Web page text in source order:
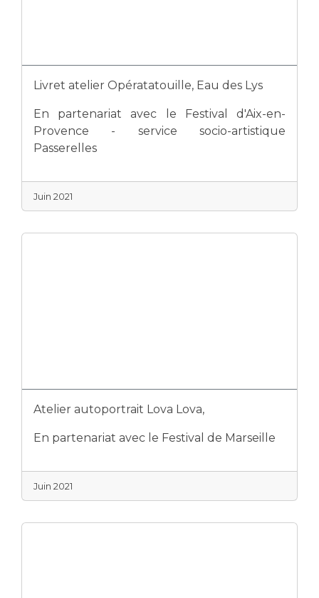
Livret atelier Opératatouille, Eau des Lys
En partenariat avec le Festival d'Aix-en-
Provence - service socio-artistique
Passerelles
Juin 2021
Atelier autoportrait Lova Lova,
En partenariat avec le Festival de Marseille
Juin 2021